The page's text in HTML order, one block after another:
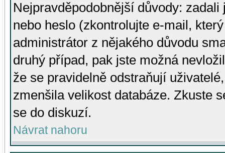
Nejpravděpodobnější důvody:
nebo heslo (zkontrolujte e-mail,
administrátor z nějakého důvodu
druhý případ, pak jste možná
že se pravidelně odstraňují
zmenšila velikost databáze. Zkuste
se do diskuzí.
Návrat nahoru